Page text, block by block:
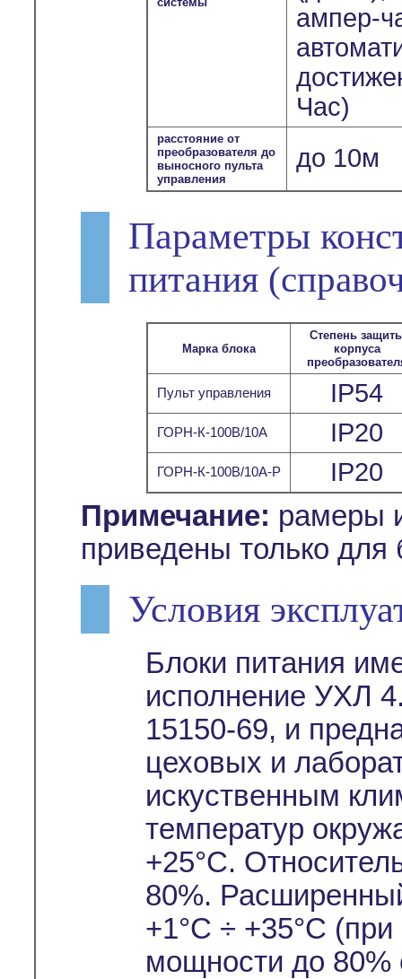
ампер-
Час)
расстояние от
преобразователя до
выносного пульта
управления
до 10м
Параметры
питания
Марка блока
Степень
корпуса
Пульт управления IP54
ГОРН-К-100В/10А IP20
ГОРН-К-100В/10А-Р IP20
Примечание: рамеры
приведены только для
Условия
Блоки питания
исполнение УХЛ
15150-69, и
цеховых и
искуственным
температур
+25°С.
80%.
+1°С ÷ +35°С
мощности до 80%